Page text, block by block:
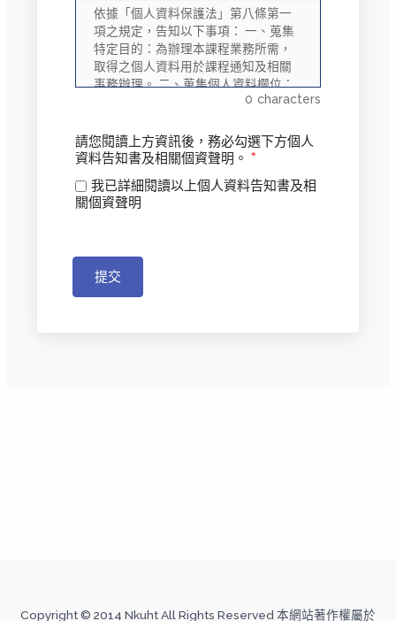
0 characters
請您閱讀上方資訊後，務必勾選下方個人
資料告知書及相關個資聲明。 *
我已詳細閱讀以上個人資料告知書及相
關個資聲明
提交
Copyright © 2014 Nkuht All Rights Reserved 本網站著作權屬於